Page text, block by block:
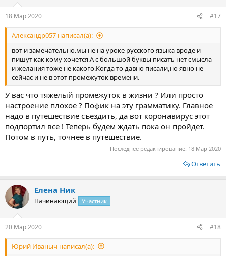
18 Мар 2020 #17
Александр057 написал(а):
вот и замечательно.мы не на уроке русского языка вроде и
пишут как кому хочется.А с большой буквы писать нет смысла
и желания тоже не какого.Когда то давно писали,но явно не
сейчас и не в этот промежуток времени.
У вас что тяжелый промежуток в жизни ? Или просто
настроение плохое ? Пофик на эту грамматику. Главное
надо в путешествие съездить, да вот коронавирус этот
подпортил все ! Теперь будем ждать пока он пройдет.
Потом в путь, точнее в путешествие.
Последнее редактирование: 18 Мар 2020
Ответить
Елена Ник
Начинающий Участник
20 Мар 2020 #18
Юрий Иваныч написал(а):